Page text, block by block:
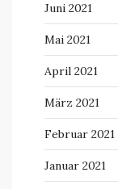
Juni 2021
Mai 2021
April 2021
März 2021
Februar 2021
Januar 2021